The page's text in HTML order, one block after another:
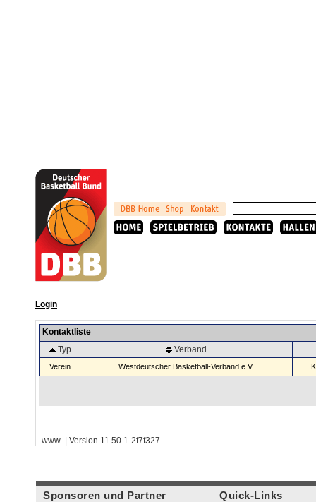
Login
Kontaktliste
Typ
Verband
Verein Westdeutscher Basketball-Verband e.V.
www | Version 11.50.1-2f7f327
Sponsoren und Partner Quick-Links